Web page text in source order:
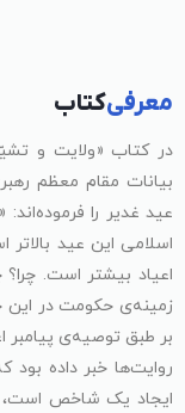
معرفیکتاب
در کتاب «ولایت و
بیانات مقام معظم
عید غدیر را فرموده‌اند:
اسلامی این عید
اعیاد بیشتر است.
زمینه‌ی حکومت در
بر طبق توصیه‌ی پیامبر
روایت‌ها خبر داده
ایجاد یک شاخص است،